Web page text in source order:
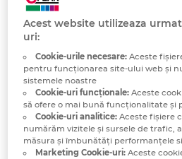
Eaton
We make what
*Developing more
sustainable power
solutions that meet
changing needs of
Tehnologia constructiilor
Rapoarte utilizator
Configurare
EPLAN Data Portal
EPLAN Educational pentru
EPLAN Educational pentru
EPLAN Collaboration Apps
Brazilia
Brunei
Bulgaria
Canada
Chile
Acest website utilizeaza
uri:
Cookie-urile necesare:Aceste
pentru funcționarea site-ului web și
sistemele noastre
Cookie-uri funcționale:Aceste
să ofere o mai bună funcționalitate și
Cookie-uri analitice:Aceste fişiere
numărăm vizitele și sursele de trafic,
măsura și îmbunătăți performanțele
Marketing Cookie-uri:Aceste